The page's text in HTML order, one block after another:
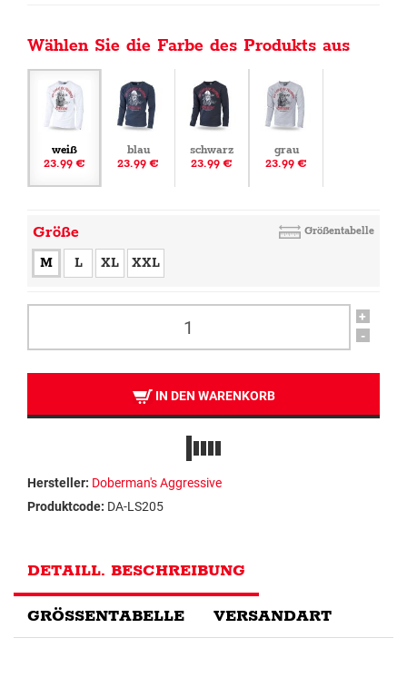
Wählen Sie die Farbe des Produkts aus
weiß
23.99 €
blau
23.99 €
schwarz
23.99 €
grau
23.99 €
Größe Größentabelle
M L XL XXL
+
-
IN DEN WARENKORB
Hersteller: Doberman's Aggressive
Produktcode: DA-LS205
DETAILL. BESCHREIBUNG
GRÖSSENTABELLE VERSANDART